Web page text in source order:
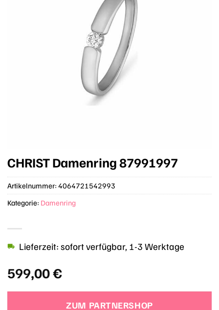
CHRIST Damenring 87991997
599,00€
Lieferzeit: sofort verfügbar, 1-3 Werktage
ZUM PARTNERSHOP
Artikelnummer: 4064721542993
Kategorie: Damenring